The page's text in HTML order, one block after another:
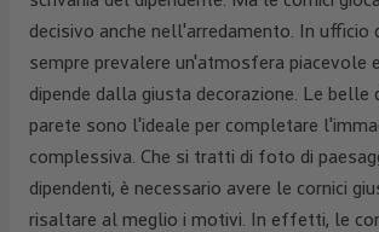
decisivo anche nell'arredamento. In ufficio
sempre prevalere un'atmosfera piacevole
dipende dalla giusta decorazione. Le belle
parete sono l'ideale per completare
complessiva. Che si tratti di foto di
dipendenti, è necessario avere le cornici
risaltare al meglio i motivi. In effetti, le